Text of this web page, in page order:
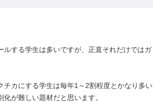
ルする学生は多いですが、正直それだけではガ
カにする学生は毎年1～2割程度とかなり多い
が難しい題材だと思います。